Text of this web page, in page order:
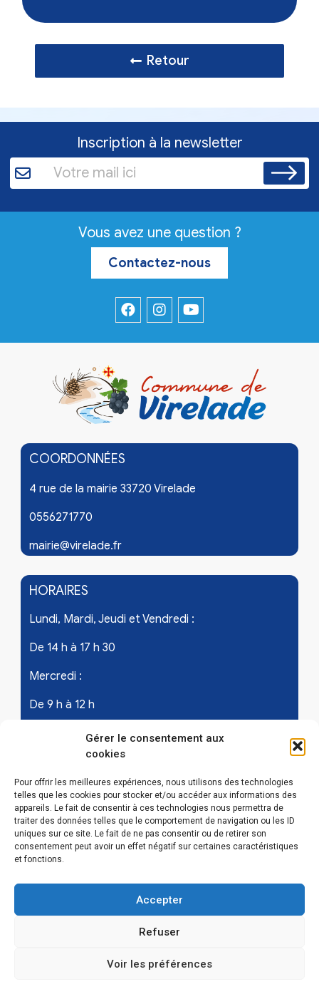
Gérer le consentement aux
cookies
Pour offrir les meilleures expériences, nous utilisons des technologies
telles que les cookies pour stocker et/ou accéder aux informations des
appareils. Le fait de consentir à ces technologies nous permettra de
traiter des données telles que le comportement de navigation ou les ID
uniques sur ce site. Le fait de ne pas consentir ou de retirer son
consentement peut avoir un effet négatif sur certaines caractéristiques
et fonctions.
Accepter
Refuser
Voir les préférences
Retour
Inscription à la newsletter
Vous avez une question ?
Contactez-nous
COORDONNÉES
4 rue de la mairie 33720 Virelade
0556271770
mairie@virelade.fr
HORAIRES
Lundi, Mardi, Jeudi et Vendredi :
De 14 h à 17 h 30
Mercredi :
De 9 h à 12 h
Samedi - les 1er et 3ème de chaque mois :
De 9 h à 12 h
LIENS UTILES
Mentions légales
Politique de confidentialité
Politique de cookies (EU)